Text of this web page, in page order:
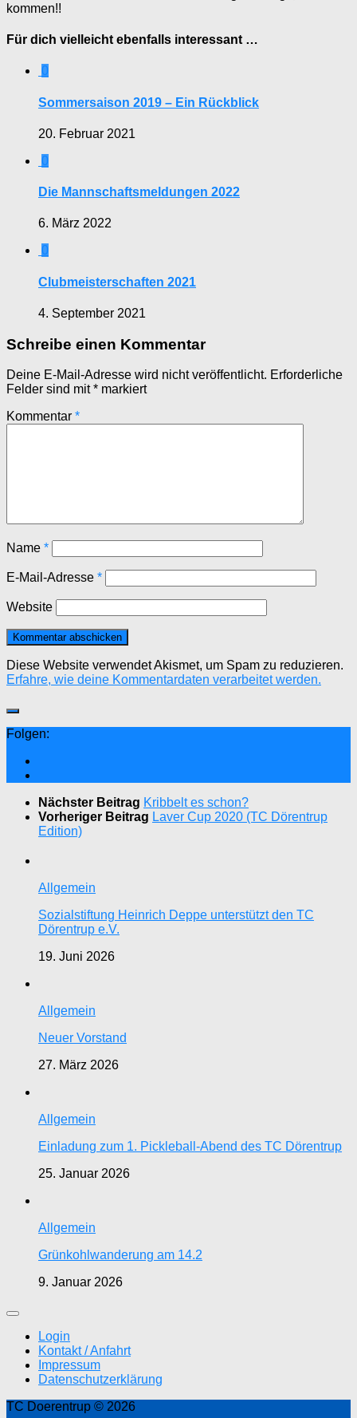
kommen!!
Für dich vielleicht ebenfalls interessant …
0
Sommersaison 2019 – Ein Rückblick
20. Februar 2021
0
Die Mannschaftsmeldungen 2022
6. März 2022
0
Clubmeisterschaften 2021
4. September 2021
Schreibe einen Kommentar
Deine E-Mail-Adresse wird nicht veröffentlicht. Erforderliche
Felder sind mit* markiert
Kommentar *
Name *
E-Mail-Adresse *
Website
Diese Website verwendet Akismet, um Spam zu reduzieren.
Erfahre, wie deine Kommentardaten verarbeitet werden.
Folgen:
Nächster Beitrag Kribbelt es schon?
Vorheriger Beitrag Laver Cup 2020 (TC Dörentrup
Edition)
Allgemein
Sozialstiftung Heinrich Deppe unterstützt den TC
Dörentrup e.V.
19. Juni 2026
Allgemein
Neuer Vorstand
27. März 2026
Allgemein
Einladung zum 1. Pickleball-Abend des TC Dörentrup
25. Januar 2026
Allgemein
Grünkohlwanderung am 14.2
9. Januar 2026
Login
Kontakt / Anfahrt
Impressum
Datenschutzerklärung
TC Doerentrup © 2026